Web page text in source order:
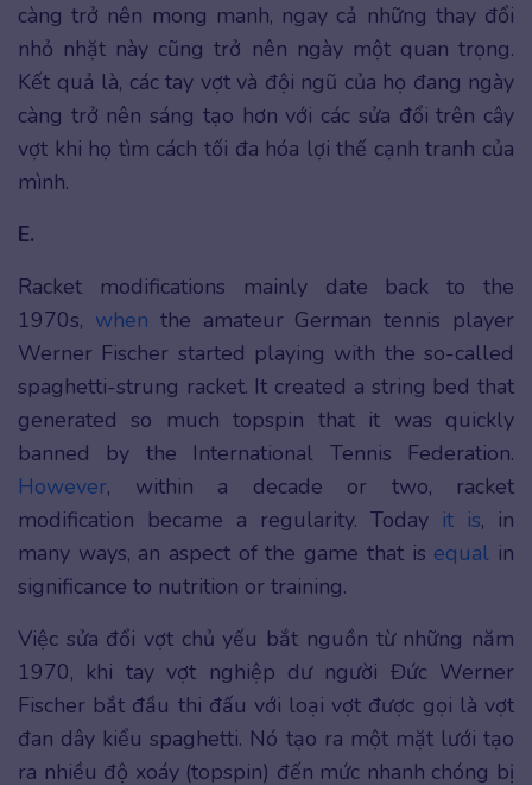
càng trở nên mong manh, ngay cả những thay đổi
nhỏ nhặt này cũng trở nên ngày một quan trọng.
Kết quả là, các tay vợt và đội ngũ của họ đang ngày
càng trở nên sáng tạo hơn với các sửa đổi trên cây
vợt khi họ tìm cách tối đa hóa lợi thế cạnh tranh của
mình.
E.
Racket modifications mainly date back to the
1970s, when the amateur German tennis player
Werner Fischer started playing with the so-called
spaghetti-strung racket. It created a string bed that
generated so much topspin that it was quickly
banned by the International Tennis Federation.
However, within a decade or two, racket
modification became a regularity. Today it is, in
many ways, an aspect of the game that is equal in
significance to nutrition or training.
Việc sửa đổi vợt chủ yếu bắt nguồn từ những năm
1970, khi tay vợt nghiệp dư người Đức Werner
Fischer bắt đầu thi đấu với loại vợt được gọi là vợt
đan dây kiểu spaghetti. Nó tạo ra một mặt lưới tạo
ra nhiều độ xoáy (topspin) đến mức nhanh chóng bị